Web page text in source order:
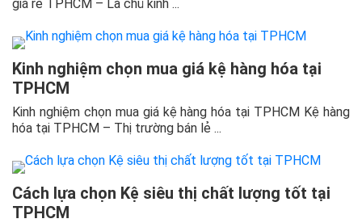
giá rẻ TPHCM – Là chủ kinh ...
Kinh nghiệm chọn mua giá kệ hàng hóa tại
TPHCM
Kinh nghiệm chọn mua giá kệ hàng hóa tại TPHCM Kệ hàng
hóa tại TPHCM – Thị trường bán lẻ ...
Cách lựa chọn Kệ siêu thị chất lượng tốt tại
TPHCM